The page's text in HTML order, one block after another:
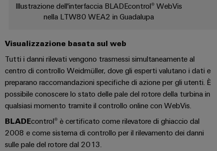
rispettosa
del
trasporto
ferroviario
Costruzione
navale
Soluzioni
di
connessione
complete
per
l'industria
remoto
dei
servizi
industriali
easyConnect
Workplace
e
Accessori
Illustrazione dell'interfaccia BLADEcontrol® WebVis
nella LTW80 WEA2 in Guadalupa
Visualizzazione basata sul web
Tutti i danni rilevati vengono trasmessi simultaneamente al
centro di controllo Weidmüller, dove gli esperti valutano i dati e
preparano raccomandazioni specifiche di azione per gli utenti. È
possibile conoscere lo stato delle pale del rotore della turbina in
qualsiasi momento tramite il controllo online con WebVis.
BLADEcontrol® è certificato come rilevatore di ghiaccio dal
2008 e come sistema di controllo per il rilevamento dei danni
sulle pale del rotore dal 2013.